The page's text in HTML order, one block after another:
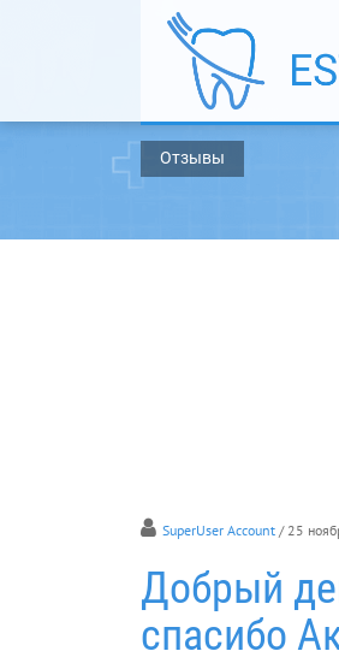
Отзывы
SuperUser Account / 25
Добрый
спасибо